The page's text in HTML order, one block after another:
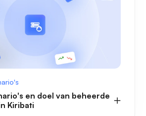
en doel van beheerde
Kiribati